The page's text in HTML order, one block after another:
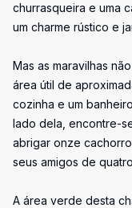
churrasqueira e uma
um charme rústico e
Mas as maravilhas
área útil de
cozinha e um
lado dela, encontre-
abrigar onze
seus amigos de
A área verde desta